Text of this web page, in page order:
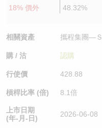
18% 價外
48.32%
相關資產 攜程集團—Ｓ
購 / 沽 認購
行使價 428.88
槓桿比率 (倍) 8.1倍
上市日期
(年-月-日)
2026-06-08